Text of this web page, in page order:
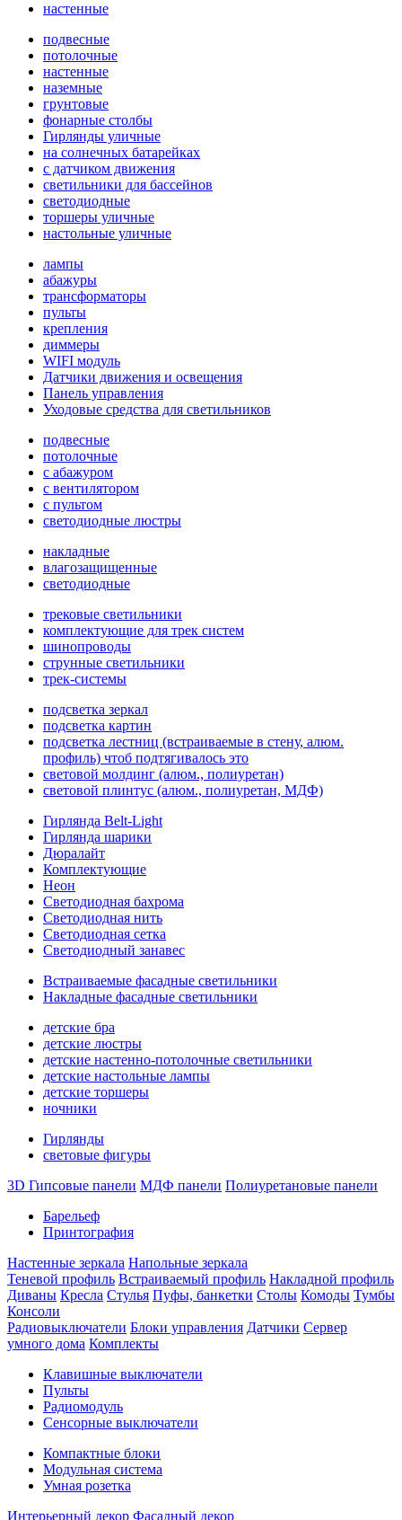
настенные
подвесные
потолочные
настенные
наземные
грунтовые
фонарные столбы
Гирлянды уличные
на солнечных батарейках
с датчиком движения
светильники для бассейнов
светодиодные
торшеры уличные
настольные уличные
лампы
абажуры
трансформаторы
пульты
крепления
диммеры
WIFI модуль
Датчики движения и освещения
Панель управления
Уходовые средства для светильников
подвесные
потолочные
с абажуром
с вентилятором
с пультом
светодиодные люстры
накладные
влагозащищенные
светодиодные
трековые светильники
комплектующие для трек систем
шинопроводы
струнные светильники
трек-системы
подсветка зеркал
подсветка картин
подсветка лестниц (встраиваемые в стену, алюм.
профиль) чтоб подтягивалось это
световой молдинг (алюм., полиуретан)
световой плинтус (алюм., полиуретан, МДФ)
Гирлянда Belt-Light
Гирлянда шарики
Дюралайт
Комплектующие
Неон
Светодиодная бахрома
Светодиодная нить
Светодиодная сетка
Светодиодный занавес
Встраиваемые фасадные светильники
Накладные фасадные светильники
детские бра
детские люстры
детские настенно-потолочные светильники
детские настольные лампы
детские торшеры
ночники
Гирлянды
световые фигуры
3D Гипсовые панели МДФ панели Полиуретановые панели
Барельеф
Принтография
Настенные зеркала Напольные зеркала
Теневой профиль Встраиваемый профиль Накладной профиль
Диваны Кресла Стулья Пуфы, банкетки Столы Комоды Тумбы
Консоли
Радиовыключатели Блоки управления Датчики Сервер
умного дома Комплекты
Клавишные выключатели
Пульты
Радиомодуль
Сенсорные выключатели
Компактные блоки
Модульная система
Умная розетка
Интерьерный декор Фасадный декор